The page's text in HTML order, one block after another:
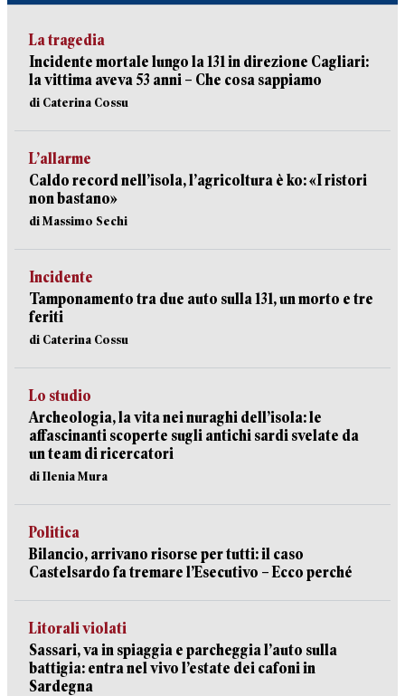
La tragedia
Incidente mortale lungo la 131 in direzione Cagliari:
la vittima aveva 53 anni – Che cosa sappiamo
di Caterina Cossu
L’allarme
Caldo record nell’isola, l’agricoltura è ko: «I ristori
non bastano»
di Massimo Sechi
Incidente
Tamponamento tra due auto sulla 131, un morto e tre
feriti
di Caterina Cossu
Lo studio
Archeologia, la vita nei nuraghi dell’isola: le
affascinanti scoperte sugli antichi sardi svelate da
un team di ricercatori
di Ilenia Mura
Politica
Bilancio, arrivano risorse per tutti: il caso
Castelsardo fa tremare l’Esecutivo – Ecco perché
Litorali violati
Sassari, va in spiaggia e parcheggia l’auto sulla
battigia: entra nel vivo l’estate dei cafoni in
Sardegna